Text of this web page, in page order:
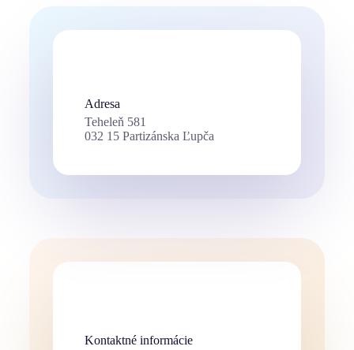
Adresa
Teheleň 581
032 15 Partizánska Ľupča
Kontaktné informácie